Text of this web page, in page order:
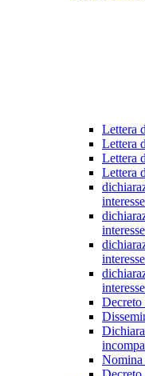
Lettera
Lettera
Lettera
Lettera